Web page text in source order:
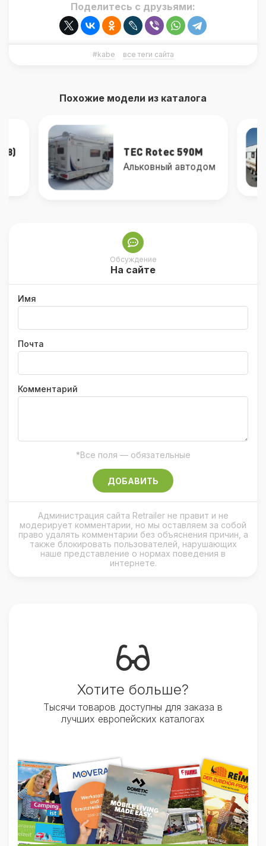
Поделитесь с друзьями:
#kabe все теги сайта
Похожие модели из каталога
Knaus Azur 560
Прицеп-дача
Обсуждение
На сайте
Имя
Почта
Комментарий
*Все поля — обязательные
ДОБАВИТЬ
Администрация сайта Retrailer не правит и не
модерирует комментарии, но мы оставляем за собой
право удалять комментарии без объяснения причин, а
также блокировать пользователей, нарушающих
наше представление о нормах поведения в
интернете.
Хотите больше?
Тысячи товаров доступны для заказа в
лучших европейских каталогах